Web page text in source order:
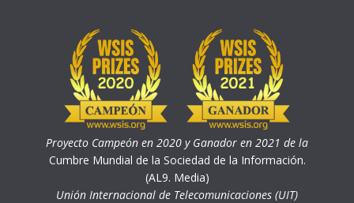
Proyecto Campeón en 2020 y Ganador en 2021 de la
Cumbre Mundial de la Sociedad de la Información.
(AL9. Media)
Unión Internacional de Telecomunicaciones (UIT)